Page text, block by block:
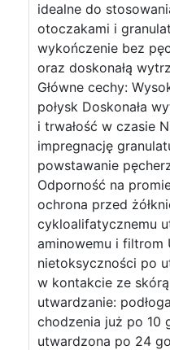
idealne do
otoczakami i
wykończenie bez
oraz doskonałą
Główne cechy:
połysk Doskonała
i trwałość w czasie
impregnację
powstawanie
Odporność na
ochrona przed
cykloalifatycznemu
aminowemu i filtrom
nietoksyczności po
w kontakcie ze
utwardzanie:
chodzenia już po 10
utwardzona po 24